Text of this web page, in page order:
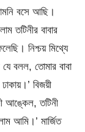
বসে আছি।
তটিনীর বাবার
নিশ্চয় মিথ্যে
বলল, তোমার বাবা
বিজয়ী
আঙ্কেল, তটিনী
আমি।’ মার্জিত